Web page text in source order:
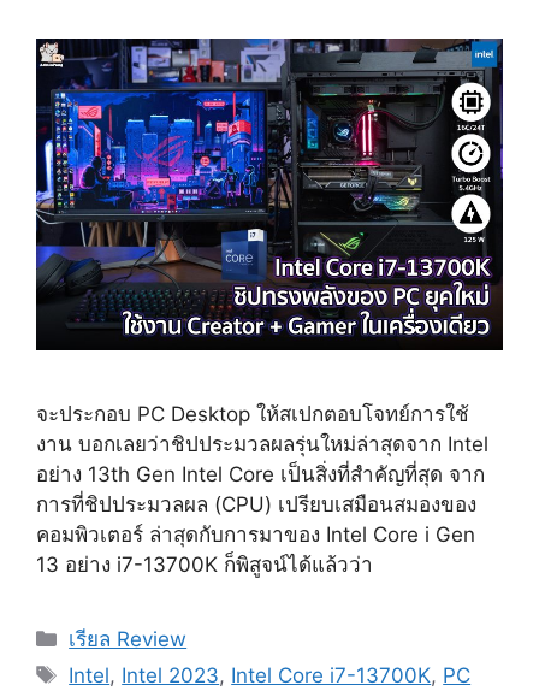
12,790
บาท
จะประกอบ PC Desktop ให้สเปกตอบโจทย์การใช้
งาน บอกเลยว่าชิปประมวลผลรุ่นใหม่ล่าสุดจาก Intel
อย่าง 13th Gen Intel Core เป็นสิ่งที่สำคัญที่สุด จาก
การที่ชิปประมวลผล (CPU) เปรียบเสมือนสมองของ
คอมพิวเตอร์ ล่าสุดกับการมาของ Intel Core i Gen
13 อย่าง i7-13700K ก็พิสูจน์ได้แล้วว่า
Categories
เรียล Review
Tags
Intel, Intel 2023, Intel Core i7-13700K, PC